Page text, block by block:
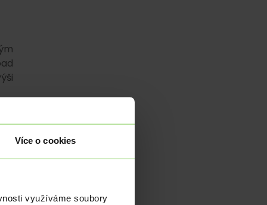
Více o cookies
využíváme soubory